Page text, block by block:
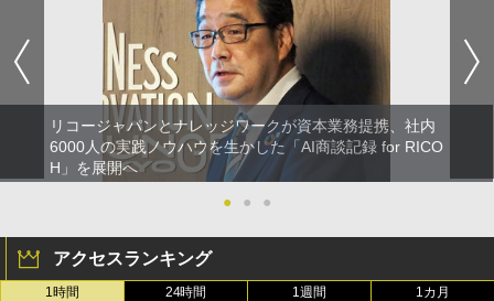
リコージャパンとナレッジワークが資本業務提携、社内
6000人の実践ノウハウを生かした「AI商談記録 for RICO
H」を展開へ
●
● ●
アクセスランキング
1時間 24時間 1週間 1カ月